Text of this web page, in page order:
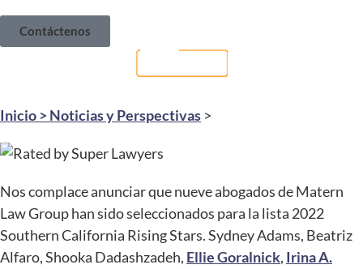
Contáctenos
Inicio > Noticias y Perspectivas >
Nos complace anunciar que nueve abogados de Matern
Law Group han sido seleccionados para la lista 2022
Southern California Rising Stars. Sydney Adams, Beatriz
Alfaro, Shooka Dadashzadeh, Ellie Goralnick, Irina A.